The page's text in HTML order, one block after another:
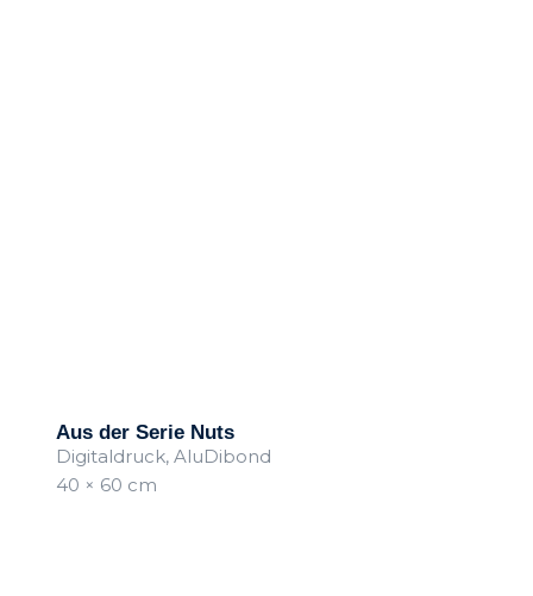
Aus der Serie Nuts
Digitaldruck, AluDibond
40 × 60 cm